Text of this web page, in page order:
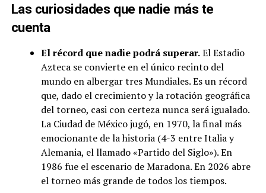
Las curiosidades que nadie más te
cuenta
El récord que nadie podrá superar.El Estadio
Azteca se convierte en el único recinto del
mundo en albergar tres Mundiales. Es un récord
que, dado el crecimiento y la rotación geográfica
del torneo, casi con certeza nunca será igualado.
La Ciudad de México jugó, en 1970, la final más
emocionante de la historia (4-3 entre Italia y
Alemania, el llamado «Partido del Siglo»). En
1986 fue el escenario de Maradona. En 2026 abre
el torneo más grande de todos los tiempos.